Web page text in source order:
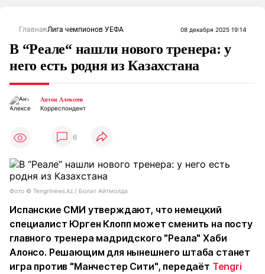
ГлавнаяЛига чемпионов УЕФА 08 декабря 2025 19:14
В “Реале“ нашли нового тренера: у
него есть родня из Казахстана
Антон Алексеев
Корреспондент
6
Фото ©️ Tengrinews.kz / Болат Айтмолда
Испанские СМИ утверждают, что немецкий
специалист Юрген Клопп может сменить на посту
главного тренера мадридского "Реала" Хаби
Алонсо. Решающим для нынешнего штаба станет
игра против "Манчестер Сити", передаёт Tengri